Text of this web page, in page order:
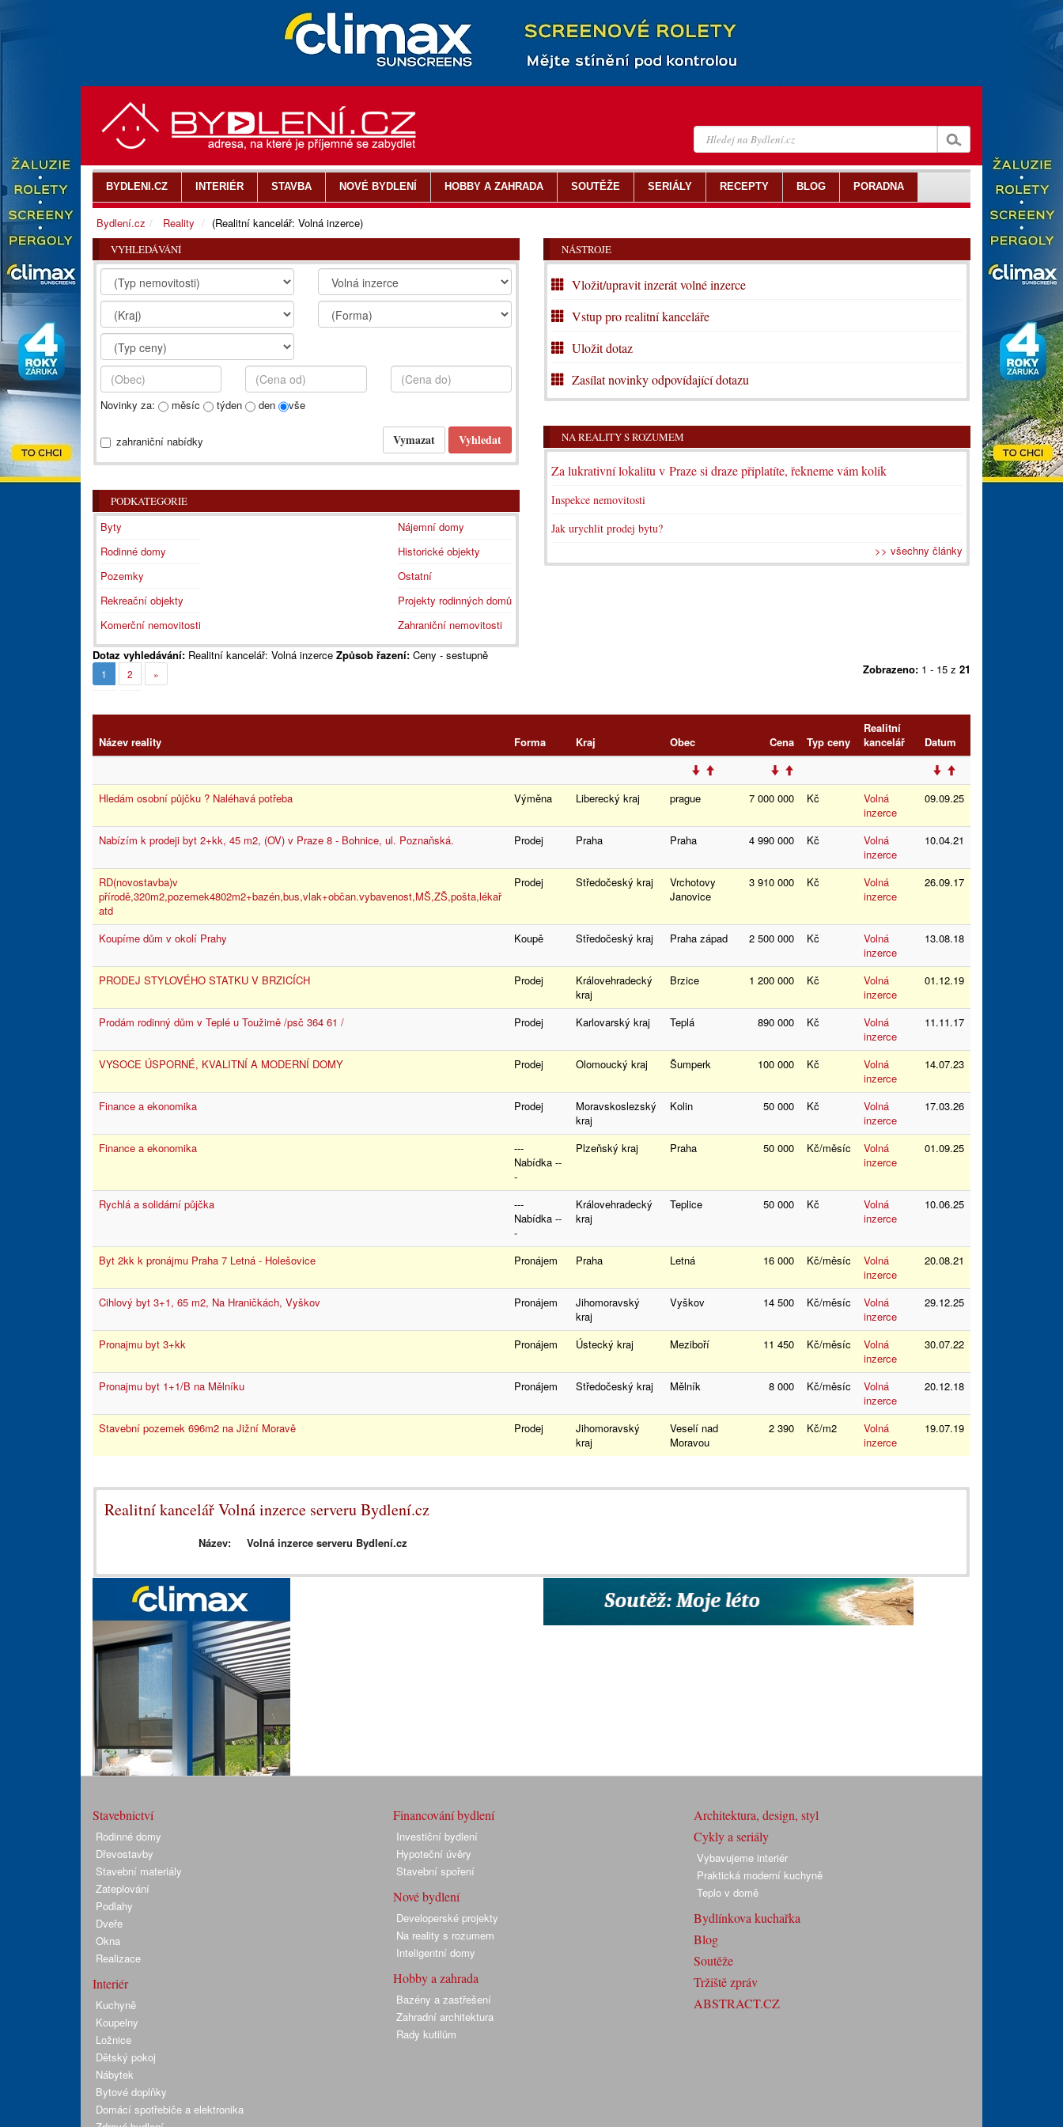
BYDLENI.CZ INTERIÉR STAVBA NOVÉ BYDLENÍ HOBBY A ZAHRADA SOUTĚŽE SERIÁLY RECEPTY BLOG PORADNA
Bydlení.cz Reality (Realitní kancelář: Volná inzerce)
VYHLEDÁVÁNÍ
Novinky za: měsíc týden den vše
zahraniční nabídky
PODKATEGORIE
Byty
Rodinné domy
Pozemky
Rekreační objekty
Komerční nemovitosti
Nájemní domy
Historické objekty
Ostatní
Projekty rodinných domů
Zahraniční nemovitosti
NÁSTROJE
Vložit/upravit inzerát volné inzerce
Vstup pro realitní kanceláře
Uložit dotaz
Zasílat novinky odpovídající dotazu
NA REALITY S ROZUMEM
Za lukrativní lokalitu v Praze si draze připlatíte, řekneme vám kolik
Inspekce nemovitosti
Jak urychlit prodej bytu?
>> všechny články
Dotaz vyhledávání: Realitní kancelář: Volná inzerce Způsob řazení: Ceny - sestupně
1 2 » Zobrazeno: 1 - 15 z 21
Název reality Forma Kraj Obec Cena Typ ceny
Realitní
kancelář
Datum
Hledám osobní půjčku ? Naléhavá potřeba Výměna Liberecký kraj prague 7 000 000 Kč
Volná
inzerce
09.09.25
Nabízím k prodeji byt 2+kk, 45 m2, (OV) v Praze 8 - Bohnice, ul. Poznaňská. Prodej Praha Praha 4 990 000 Kč
Volná
inzerce
10.04.21
RD(novostavba)v
přírodě,320m2,pozemek4802m2+bazén,bus,vlak+občan.vybavenost,MŠ,ZŠ,pošta,lékař
atd
Prodej Středočeský kraj
Vrchotovy
Janovice
3 910 000 Kč
Volná
inzerce
26.09.17
Koupíme dům v okolí Prahy Koupě Středočeský kraj Praha západ 2 500 000 Kč
Volná
inzerce
13.08.18
PRODEJ STYLOVÉHO STATKU V BRZICÍCH Prodej
Královehradecký
kraj
Brzice 1 200 000 Kč
Volná
inzerce
01.12.19
Prodám rodinný dům v Teplé u Toužimě /psč 364 61 / Prodej Karlovarský kraj Teplá 890 000 Kč
Volná
inzerce
11.11.17
VYSOCE ÚSPORNÉ, KVALITNÍ A MODERNÍ DOMY Prodej Olomoucký kraj Šumperk 100 000 Kč
Volná
inzerce
14.07.23
Finance a ekonomika Prodej
Moravskoslezský
kraj
Kolin 50 000 Kč
Volná
inzerce
17.03.26
Finance a ekonomika
---
Nabídka --
-
Plzeňský kraj Praha 50 000 Kč/měsíc
Volná
inzerce
01.09.25
Rychlá a solidární půjčka
---
Nabídka --
-
Královehradecký
kraj
Teplice 50 000 Kč
Volná
inzerce
10.06.25
Byt 2kk k pronájmu Praha 7 Letná - Holešovice Pronájem Praha Letná 16 000 Kč/měsíc
Volná
inzerce
20.08.21
Cihlový byt 3+1, 65 m2, Na Hraničkách, Vyškov Pronájem
Jihomoravský
kraj
Vyškov 14 500 Kč/měsíc
Volná
inzerce
29.12.25
Pronajmu byt 3+kk Pronájem Ústecký kraj Meziboří 11 450 Kč/měsíc
Volná
inzerce
30.07.22
Pronajmu byt 1+1/B na Mělníku Pronájem Středočeský kraj Mělník 8 000 Kč/měsíc
Volná
inzerce
20.12.18
Stavební pozemek 696m2 na Jižní Moravě Prodej
Jihomoravský
kraj
Veselí nad
Moravou
2 390 Kč/m2
Volná
inzerce
19.07.19
Realitní kancelář Volná inzerce serveru Bydlení.cz
Název: Volná inzerce serveru Bydlení.cz
Stavebnictví
Rodinné domy
Dřevostavby
Stavební materiály
Zateplování
Podlahy
Dveře
Okna
Realizace
Interiér
Kuchyně
Koupelny
Ložnice
Dětský pokoj
Nábytek
Bytové doplňky
Domácí spotřebiče a elektronika
Financování bydlení
Investiční bydlení
Hypoteční úvěry
Stavební spoření
Nové bydlení
Developerské projekty
Na reality s rozumem
Inteligentní domy
Hobby a zahrada
Bazény a zastřešení
Zahradní architektura
Rady kutilům
Architektura, design, styl
Cykly a seriály
Vybavujeme interiér
Praktická moderní kuchyně
Teplo v domě
Bydlínkova kuchařka
Blog
Soutěže
Tržiště zpráv
ABSTRACT.CZ